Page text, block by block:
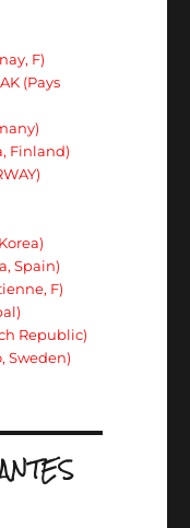
F)
(Pays
Finland)
Spain)
F)
Republic)
Sweden)